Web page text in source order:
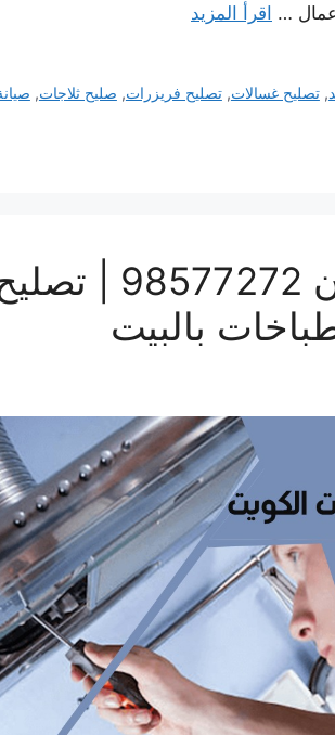
… اقرأ المزيد
,تصليح غسالات,تصليح فريزرات, صليح ثلاجات,
تصليح طباخات ام الهيمان 98577272 |
بالبيت